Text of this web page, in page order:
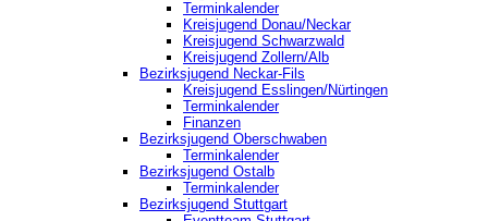
Terminkalender
Kreisjugend Donau/Neckar
Kreisjugend Schwarzwald
Kreisjugend Zollern/Alb
Bezirksjugend Neckar-Fils
Kreisjugend ‎Esslingen/Nürtingen
Terminkalender
Finanzen
Bezirksjugend Oberschwaben
Terminkalender
Bezirksjugend Ostalb
Terminkalender
Bezirksjugend Stuttgart